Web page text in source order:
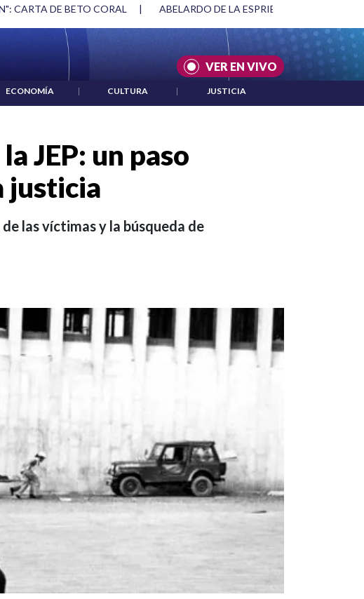
DE LA ESPRIELLA Y DMG | ACUERDOS ENTRE ESTADOS UNIDOS E
VER EN VIVO
ECONOMÍA | CULTURA | JUSTICIA
JEP: un paso
justicia
las víctimas y la búsqueda de